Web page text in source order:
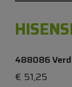
488086
€ 51,25